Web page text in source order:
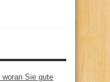
Sie gute